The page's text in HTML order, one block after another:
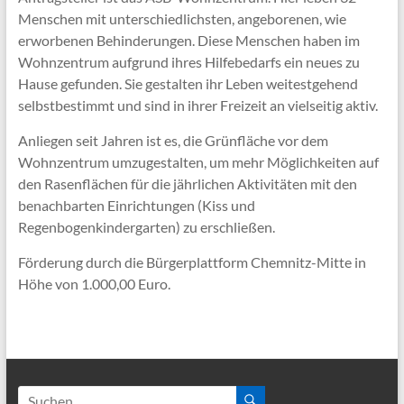
Menschen mit unterschiedlichsten, angeborenen, wie
erworbenen Behinderungen. Diese Menschen haben im
Wohnzentrum aufgrund ihres Hilfebedarfs ein neues zu
Hause gefunden. Sie gestalten ihr Leben weitestgehend
selbstbestimmt und sind in ihrer Freizeit an vielseitig aktiv.
Anliegen seit Jahren ist es, die Grünfläche vor dem
Wohnzentrum umzugestalten, um mehr Möglichkeiten auf
den Rasenflächen für die jährlichen Aktivitäten mit den
benachbarten Einrichtungen (Kiss und
Regenbogenkindergarten) zu erschließen.
Förderung durch die Bürgerplattform Chemnitz-Mitte in
Höhe von 1.000,00 Euro.